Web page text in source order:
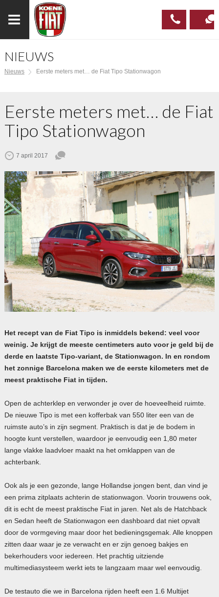
NIEUWS
Nieuws Eerste meters met… de Fiat Tipo Stationwagon
Eerste meters met… de Fiat
Tipo Stationwagon
7 april 2017
Het recept van de Fiat Tipo is inmiddels bekend: veel voor
weinig. Je krijgt de meeste centimeters auto voor je geld bij de
derde en laatste Tipo-variant, de Stationwagon. In en rondom
het zonnige Barcelona maken we de eerste kilometers met de
meest praktische Fiat in tijden.
Open de achterklep en verwonder je over de hoeveelheid ruimte.
De nieuwe Tipo is met een kofferbak van 550 liter een van de
ruimste auto’s in zijn segment. Praktisch is dat je de bodem in
hoogte kunt verstellen, waardoor je eenvoudig een 1,80 meter
lange vlakke laadvloer maakt na het omklappen van de
achterbank.
Ook als je een gezonde, lange Hollandse jongen bent, dan vind je
een prima zitplaats achterin de stationwagon. Voorin trouwens ook,
dit is echt de meest praktische Fiat in jaren. Net als de Hatchback
en Sedan heeft de Stationwagon een dashboard dat niet opvalt
door de vormgeving maar door het bedieningsgemak. Alle knoppen
zitten daar waar je ze verwacht en er zijn genoeg bakjes en
bekerhouders voor iedereen. Het prachtig uitziende
multimediasysteem werkt iets te langzaam maar wel eenvoudig.
De testauto die we in Barcelona rijden heeft een 1.6 Multijet